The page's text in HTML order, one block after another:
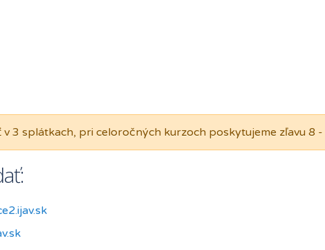
3 splátkach, pri celoročných kurzoch poskytujeme zľavu 8 -